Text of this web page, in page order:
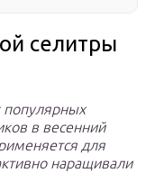
селитры
в весенний
для
наращивали